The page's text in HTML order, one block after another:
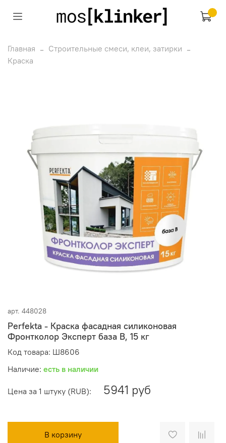
Главная
Строительные смеси, клеи, затирки
Краска
арт. 448028
Perfekta - Краска фасадная силиконовая
Фронтколор Эксперт база B, 15 кг
Код товара: Ш8606
Наличие: есть в наличии
Цена за 1 штуку (RUB): 5941 руб
В корзину